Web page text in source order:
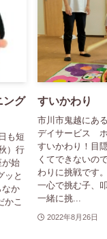
ング
も短
）行
が始
ッと
なか
かこ
すいかわり
市川市鬼越にあ
デイサービス ホ
すいかわり！目
くてできないの
わりに挑戦です
一心で挑む子、
一緒に挑...
2022年8月26日